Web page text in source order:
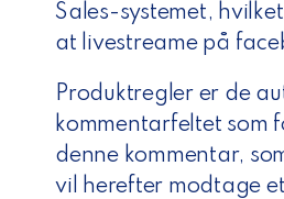
Sales-systemet,
at livestreame på
Produktregler er de
kommentarfeltet som
denne kommentar,
vil herefter modtage